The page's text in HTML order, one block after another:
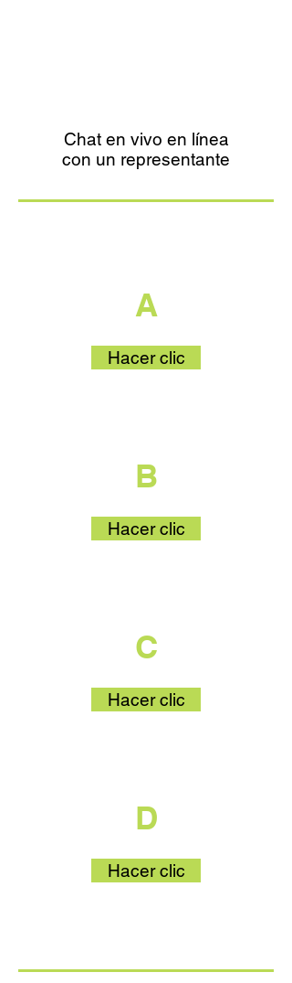
Chat en vivo en línea
con un representante
A
Hacer clic
B
Hacer clic
C
Hacer clic
D
Hacer clic